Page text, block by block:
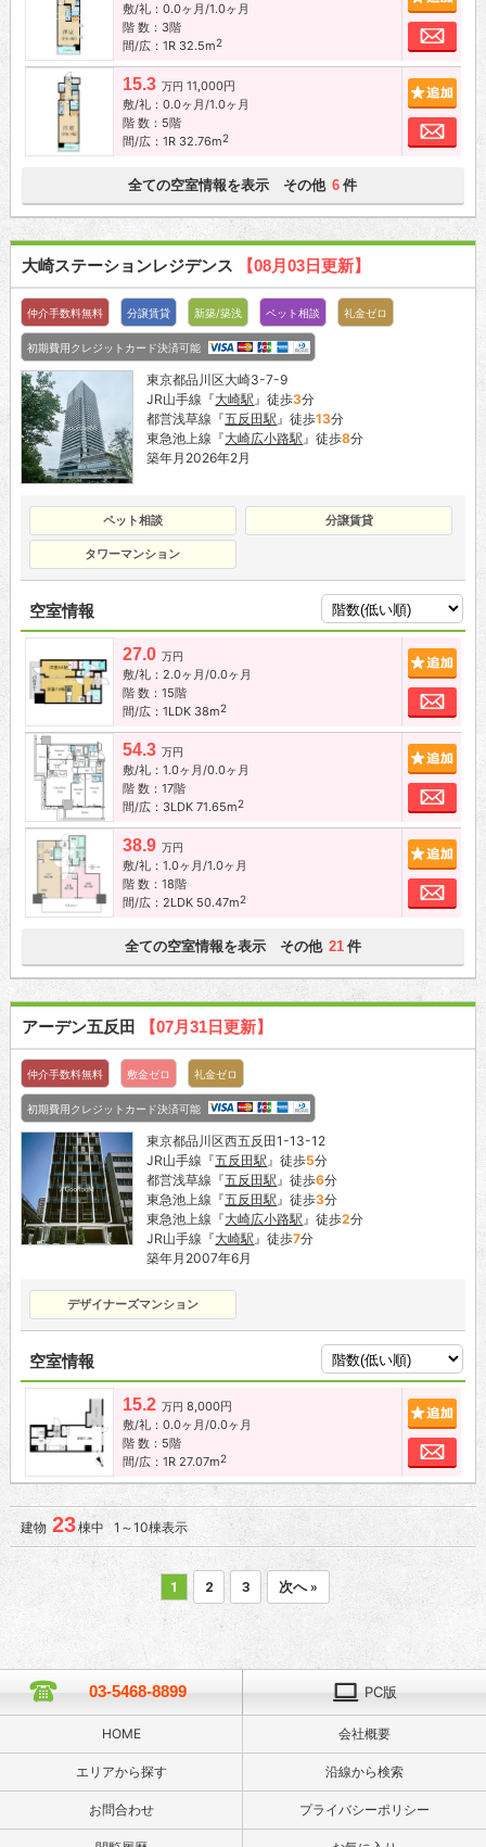
敷/礼：0.0ヶ月/1.0ヶ月
階 数：3階
間/広：1R 32.5m2
お
15.3 万円 11,000円
敷/礼：0.0ヶ月/1.0ヶ月
階 数：5階
間/広：1R 32.76m2
お
全ての空室情報を表示 その他 6 件
大崎ステーションレジデンス 【08月03日更新】
仲介手数料無料 分譲賃貸 新築/築浅 ペット相談 礼金ゼロ
初期費用クレジットカード決済可能
東京都品川区大崎3-7-9
JR山手線『大崎駅』徒歩3分
都営浅草線『五反田駅』徒歩13分
東急池上線『大崎広小路駅』徒歩8分
築年月2026年2月
ペット相談 分譲賃貸
タワーマンション
空室情報
27.0 万円
敷/礼：2.0ヶ月/0.0ヶ月
階 数：15階
間/広：1LDK 38m2
お
54.3 万円
敷/礼：1.0ヶ月/0.0ヶ月
階 数：17階
間/広：3LDK 71.65m2
お
38.9 万円
敷/礼：1.0ヶ月/1.0ヶ月
階 数：18階
間/広：2LDK 50.47m2
お
全ての空室情報を表示 その他 21 件
アーデン五反田 【07月31日更新】
仲介手数料無料 敷金ゼロ 礼金ゼロ
初期費用クレジットカード決済可能
東京都品川区西五反田1-13-12
JR山手線『五反田駅 』徒歩5分
都営浅草線『五反田駅 』徒歩6分
東急池上線『五反田駅 』徒歩3分
東急池上線『大崎広小路駅 』徒歩2分
JR山手線『大崎駅 』徒歩7分
築年月2007年6月
デザイナーズマンション
空室情報
15.2 万円 8,000円
敷/礼：0.0ヶ月/0.0ヶ月
階 数：5階
間/広：1R 27.07m2
お
建物 23棟中 1～10棟表示
1 2 3 次へ »
03-5468-8899 PC版
HOME 会社概要
エリアから探す 沿線から検索
お問合わせ プライバシーポリシー